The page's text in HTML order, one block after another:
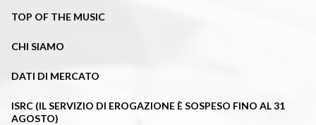
TOP OF THE MUSIC
CHI SIAMO
DATI DI MERCATO
ISRC (IL SERVIZIO DI EROGAZIONE È SOSPESO FINO AL 31
AGOSTO)